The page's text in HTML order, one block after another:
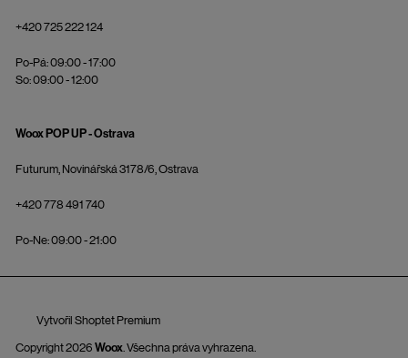
+420 725 222 124
Po-Pá: 09:00 - 17:00
So: 09:00 - 12:00
Woox POP UP - Ostrava
Futurum, Novinářská 3178/6, Ostrava
+420 778 491 740
Po-Ne: 09:00 - 21:00
Vytvořil Shoptet Premium
Copyright 2026 Woox. Všechna práva vyhrazena.